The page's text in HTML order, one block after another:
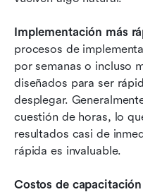
Implementación más
procesos de
por semanas o incluso
diseñados para ser
desplegar.
cuestión de horas, lo
resultados casi de
rápida es invaluable.
Costos de